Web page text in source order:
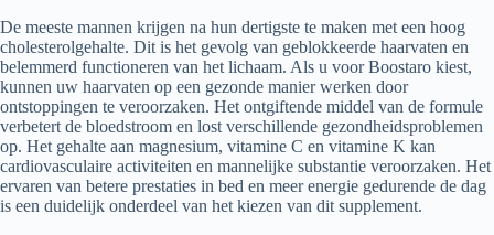
De meeste mannen krijgen na hun dertigste te maken met een hoog
cholesterolgehalte. Dit is het gevolg van geblokkeerde haarvaten en
belemmerd functioneren van het lichaam. Als u voor Boostaro kiest,
kunnen uw haarvaten op een gezonde manier werken door
ontstoppingen te veroorzaken. Het ontgiftende middel van de formule
verbetert de bloedstroom en lost verschillende gezondheidsproblemen
op. Het gehalte aan magnesium, vitamine C en vitamine K kan
cardiovasculaire activiteiten en mannelijke substantie veroorzaken. Het
ervaren van betere prestaties in bed en meer energie gedurende de dag
is een duidelijk onderdeel van het kiezen van dit supplement.